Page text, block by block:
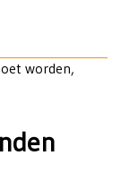
worden,